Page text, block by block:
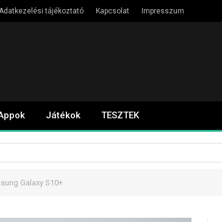
tájékoztató Kapcsolat Impresszum
Játékok TESZTEK
Galaxy S10+